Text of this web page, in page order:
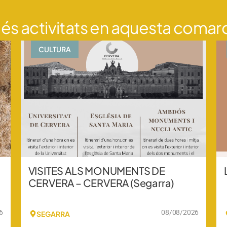
activitats en aquesta
CULTURA
VISITES ALS MONUMENTS DE
CERVERA – CERVERA (Segarra)
SEGARRA 08/08/2026